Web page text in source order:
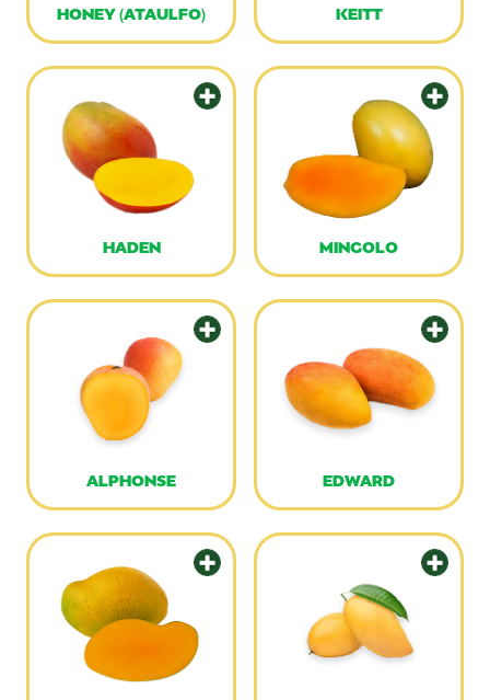
HONEY (ATAULFO) KEITT
HADEN MINGOLO
ALPHONSE EDWARD